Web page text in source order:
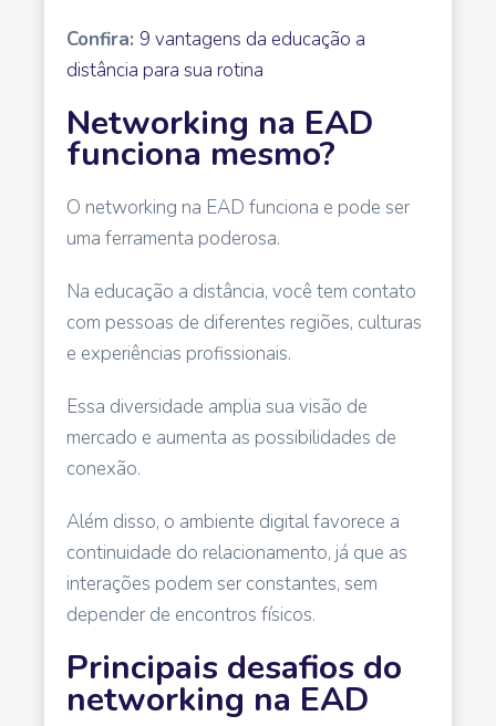
Confira: 9 vantagens da educação a
distância para sua rotina
Networking na EAD
funciona mesmo?
O networking na EAD funciona e pode ser
uma ferramenta poderosa.
Na educação a distância, você tem contato
com pessoas de diferentes regiões, culturas
e experiências profissionais.
Essa diversidade amplia sua visão de
mercado e aumenta as possibilidades de
conexão.
Além disso, o ambiente digital favorece a
continuidade do relacionamento, já que as
interações podem ser constantes, sem
depender de encontros físicos.
Principais desafios do
networking na EAD